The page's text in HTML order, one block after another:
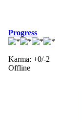
Progress
Karma: +0/-2
Offline